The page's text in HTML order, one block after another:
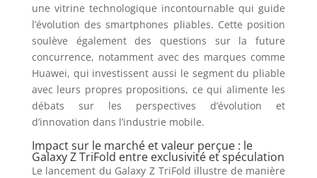
une vitrine technologique incontournable qui guide
l’évolution des smartphones pliables. Cette position
soulève également des questions sur la future
concurrence, notamment avec des marques comme
Huawei, qui investissent aussi le segment du pliable
avec leurs propres propositions, ce qui alimente les
débats sur les perspectives d’évolution et
d’innovation dans l’industrie mobile.
Impact sur le marché et valeur perçue : le
Galaxy Z TriFold entre exclusivité et spéculation
Le lancement du Galaxy Z TriFold illustre de manière